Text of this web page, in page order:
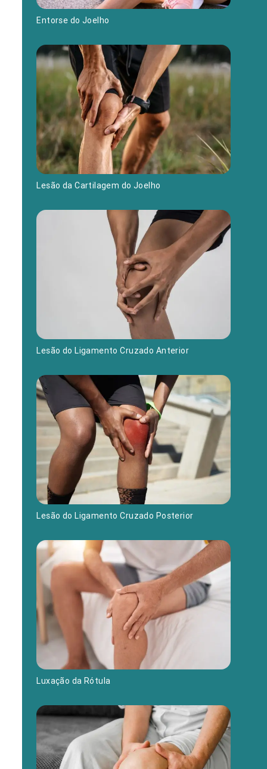
Entorse do Joelho
Lesão da Cartilagem do Joelho
Lesão do Ligamento Cruzado Anterior
Lesão do Ligamento Cruzado Posterior
Luxação da Rótula